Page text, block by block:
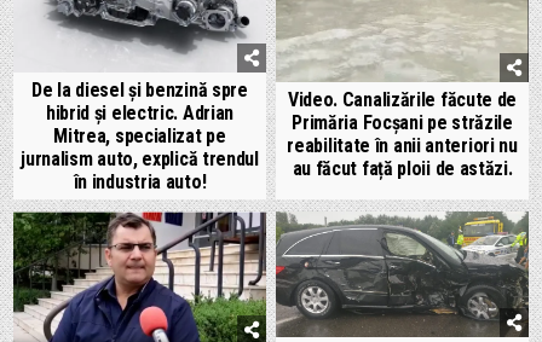
De la diesel și benzină spre
hibrid și electric. Adrian
Mitrea, specializat pe
jurnalism auto, explică trendul
în industria auto!
Video. Canalizările făcute de
Primăria Focșani pe străzile
reabilitate în anii anteriori nu
au făcut față ploii de astăzi.